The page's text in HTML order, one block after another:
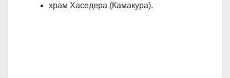
храм Хаседера (Камакура).